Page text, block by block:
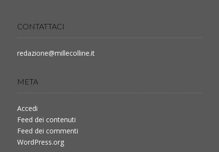
CONTATTACI
redazione@millecolline.it
META
Accedi
Feed dei contenuti
Feed dei commenti
WordPress.org